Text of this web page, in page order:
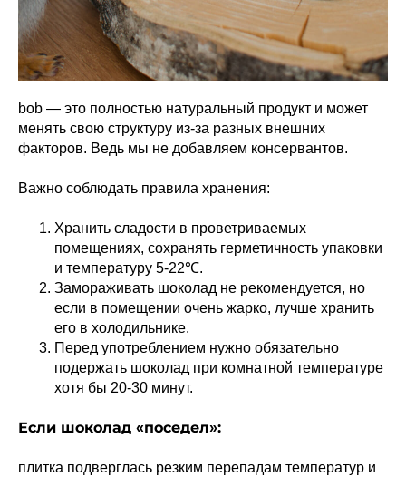
bob — это полностью натуральный продукт и может
менять свою структуру из-за разных внешних
факторов. Ведь мы не добавляем консервантов.
Важно соблюдать правила хранения:
Хранить сладости в проветриваемых
помещениях, сохранять герметичность упаковки
и температуру 5-22℃.
Замораживать шоколад не рекомендуется, но
если в помещении очень жарко, лучше хранить
его в холодильнике.
Перед употреблением нужно обязательно
подержать шоколад при комнатной температуре
хотя бы 20-30 минут.
Если шоколад «поседел»:
плитка подверглась резким перепадам температур и